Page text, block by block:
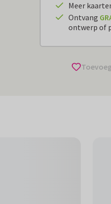
Meer
Ontvang
ontwerp of